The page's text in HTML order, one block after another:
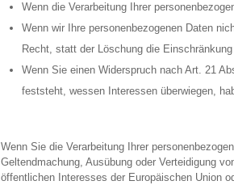
Wenn die Verarbeitung Ihrer
Wenn wir Ihre personenbezogenen Daten
Recht, statt der Löschung die
Wenn Sie einen Widerspruch nach Art. 21
feststeht, wessen Interessen überwiegen,
Wenn Sie die Verarbeitung Ihrer
Geltendmachung, Ausübung oder Verteidigung
öffentlichen Interesses der Europäischen Union